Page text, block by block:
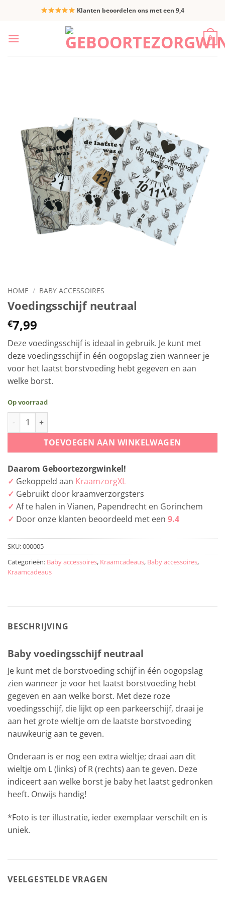
Klanten beoordelen ons met een 9,4
0
HOME / BABY ACCESSOIRES
Voedingsschijf neutraal
€7,99
Deze voedingsschijf is ideaal in gebruik. Je kunt met
deze voedingsschijf in één oogopslag zien wanneer je
voor het laatst borstvoeding hebt gegeven en aan
welke borst.
Op voorraad
Voedingsschijf neutraal aantal
TOEVOEGEN AAN WINKELWAGEN
Daarom Geboortezorgwinkel!
✓ Gekoppeld aan KraamzorgXL
✓ Gebruikt door kraamverzorgsters
✓ Af te halen in Vianen, Papendrecht en Gorinchem
✓ Door onze klanten beoordeeld met een 9.4
SKU:000005
Categorieën: Baby accessoires, Kraamcadeaus, Baby accessoires,
Kraamcadeaus
BESCHRIJVING
Baby voedingsschijf neutraal
Je kunt met de borstvoeding schijf in één oogopslag
zien wanneer je voor het laatst borstvoeding hebt
gegeven en aan welke borst. Met deze roze
voedingsschijf, die lijkt op een parkeerschijf, draai je
aan het grote wieltje om de laatste borstvoeding
nauwkeurig aan te geven.
Onderaan is er nog een extra wieltje; draai aan dit
wieltje om L (links) of R (rechts) aan te geven. Deze
indiceert aan welke borst je baby het laatst gedronken
heeft. Onwijs handig!
*Foto is ter illustratie, ieder exemplaar verschilt en is
uniek.
VEELGESTELDE VRAGEN